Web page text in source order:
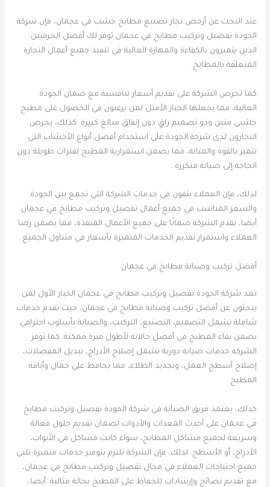
عند البحث عن أرخص نجار تصنيع مطابخ خشب في عجمان، فإن شركة
الجودة تفصيل وتركيب مطابخ في عجمان توفر لك أفضل الحرفيين
الذين يتميزون بالكفاءة والمهارة العالية في تنفيذ جميع أعمال النجارة
المتعلقة بالمطابخ.
كما تحرص الشركة على تقديم أسعار تنافسية مع ضمان الجودة
العالية، مما يجعلها الخيار الأمثل لمن يرغبون في الحصول على مطبخ
خشبي متين وذو تصميم راقٍ دون إنفاق مبالغ كبيرة. كذلك، يحرص
النجارون لدى شركة الجودة على استخدام أفضل أنواع الأخشاب التي
تتميز بالقوة والمتانة، مما يضمن استمرارية المطبخ لفترات طويلة دون
الحاجة إلى صيانة متكررة.
لذلك، فإن العملاء يثقون في خدمات الشركة التي تجمع بين الجودة
والسعر المناسب في جميع أعمال تفصيل وتركيب مطابخ في عجمان.
أيضا، تقدم الشركة ضمانًا على جميع الأعمال المنفذة، مما يضمن رضا
العملاء واستمرار تقديم الخدمات المتميزة بأسعار في متناول الجميع.
أفضل تركيب وصيانة مطابخ في عجمان
تعد شركة الجودة تفصيل وتركيب مطابخ في عجمان الخيار الأول لمن
يبحثون عن أفضل تركيب وصيانة مطابخ في عجمان، حيث تقدم خدمات
شاملة تشمل التصميم، التصنيع، التركيب، والصيانة بأسلوب احترافي
يضمن بقاء المطبخ في أفضل حالاته لأطول فترة ممكنة. كما توفر
الشركة خدمات صيانة دورية تشمل إصلاح الأدراج، تبديل المفصلات،
إصلاح أسطح العمل، وتجديد الطلاء، مما يحافظ على جمال وأناقة
المطبخ.
كذلك، يعتمد فريق الصيانة في شركة الجودة تفصيل وتركيب مطابخ
في عجمان على أحدث المعدات والأدوات لضمان تقديم حلول فعالة
وسريعة لجميع مشاكل المطابخ، سواء كانت مشاكل في الأبواب،
الأدراج، أو الأسطح. لذلك، فإن الشركة تلتزم بتوفير خدمات متميزة تلبي
جميع احتياجات العملاء في مجال تفصيل وتركيب مطابخ في عجمان،
مع تقديم نصائح وإرشادات للحفاظ على المطبخ بحالة مثالية. أيضا،